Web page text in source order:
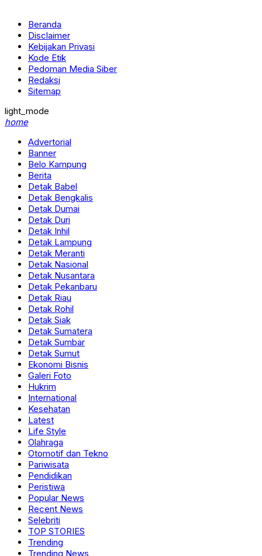
Beranda
Disclaimer
Kebijakan Privasi
Kode Etik
Pedoman Media Siber
Redaksi
Sitemap
light_mode
home
Advertorial
Banner
Belo Kampung
Berita
Detak Babel
Detak Bengkalis
Detak Dumai
Detak Duri
Detak Inhil
Detak Lampung
Detak Meranti
Detak Nasional
Detak Nusantara
Detak Pekanbaru
Detak Riau
Detak Rohil
Detak Siak
Detak Sumatera
Detak Sumbar
Detak Sumut
Ekonomi Bisnis
Galeri Foto
Hukrim
International
Kesehatan
Latest
Life Style
Olahraga
Otomotif dan Tekno
Pariwisata
Pendidikan
Peristiwa
Popular News
Recent News
Selebriti
TOP STORIES
Trending
Trending News